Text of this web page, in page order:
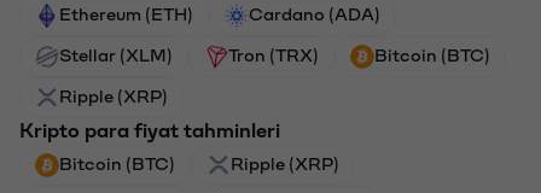
Ethereum (ETH) Cardano (ADA)
Stellar (XLM) Tron (TRX) Bitcoin (BTC)
Ripple (XRP)
Kripto para fiyat tahminleri
Bitcoin (BTC) Ripple (XRP)